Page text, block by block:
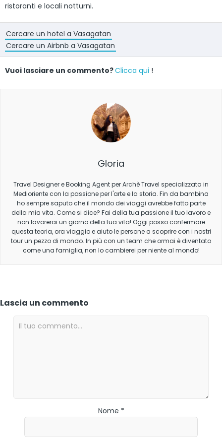
ristoranti e locali notturni.
Cercare un hotel a Vasagatan
Cercare un Airbnb a Vasagatan
Vuoi lasciare un commento?Clicca qui !
Gloria
Travel Designer e Booking Agent per Archè Travel specializzata in
Medioriente con la passione per l'arte e la storia. Fin da bambina
ho sempre saputo che il mondo dei viaggi avrebbe fatto parte
della mia vita. Come si dice? Fai della tua passione il tuo lavoro e
non lavorerai un giorno della tua vita! Oggi posso confermare
questa teoria, ora viaggio e aiuto le persone a scoprire con i nostri
tour un pezzo di mondo. In più con un team che ormai è diventato
come una famiglia, non lo cambierei per niente al mondo!
Lascia un commento
Nome *